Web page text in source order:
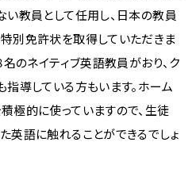
い教員として任用し、日本の教員
別免許状を取得していただきま
名のネイティブ英語教員がおり、ク
導している方もいます。ホーム
極的に使っていますので、生徒
英語に触れることができるでしょ